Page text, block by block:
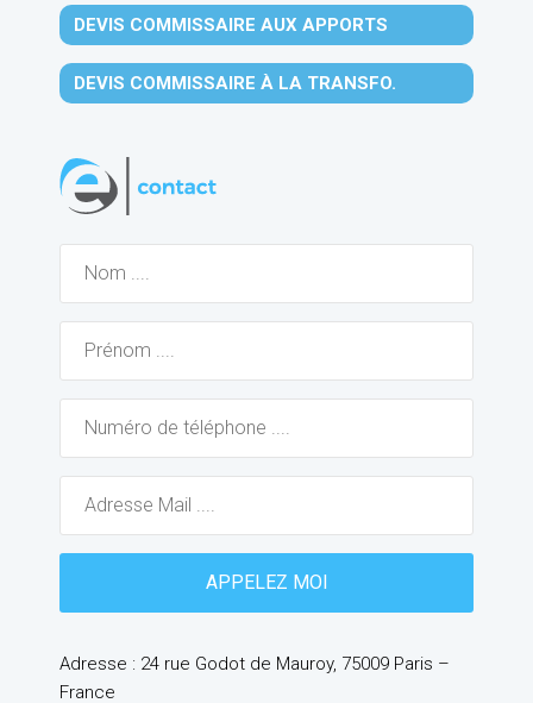
DEVIS COMMISSAIRE AUX APPORTS
DEVIS COMMISSAIRE À LA TRANSFO.
Adresse : 24 rue Godot de Mauroy, 75009 Paris –
France